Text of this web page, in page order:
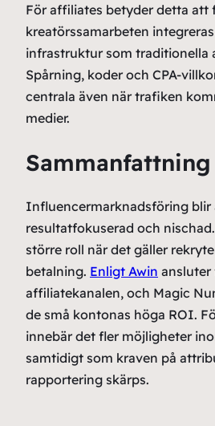
För affiliates betyder detta att
kreatörssamarbeten
infrastruktur som traditionella
Spårning, koder och CPA-
centrala även när trafiken
medier.
Sammanfattning
Influencermarknadsföring blir
resultatfokuserad och
större roll när det gäller
betalning. Enligt Awin ansluter
affiliatekanalen, och Magic
de små kontonas höga ROI.
innebär det fler möjligheter
samtidigt som kraven på
rapportering skärps.